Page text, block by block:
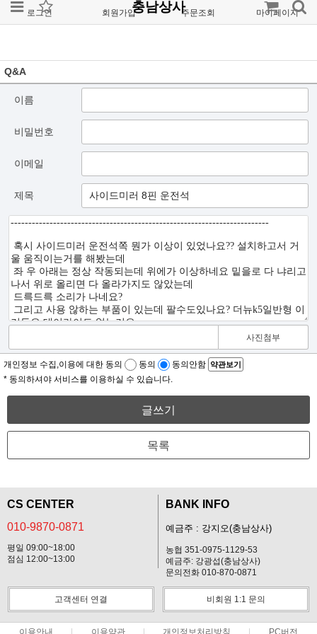
로그인 회원가입 주문조회 마이페이지
충남상사
Q&A
이름
비밀번호
이메일
제목
사진첨부
개인정보 수집,이용에 대한 동의 동의 동의안함 약관보기
* 동의하셔야 서비스를 이용하실 수 있습니다.
글쓰기
목록
CS CENTER
010-9870-0871
평일 09:00~18:00
점심 12:00~13:00
BANK INFO
예금주 : 강지오(충남상사)
농협 351-0975-1129-53
예금주: 강광섭(충남상사)
문의전화 010-870-0871
고객센터 연결 비회원 1:1 문의
이용안내 이용약관 개인정보처리방침 PC버전